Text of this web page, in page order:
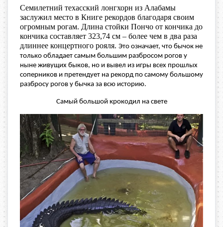
Семилетний техасский лонгхорн из Алабамы
заслужил место в Книге рекордов благодаря своим
огромным рогам. Длина стойки Пончо от кончика до
кончика составляет 323,74 см – более чем в два раза
длиннее концертного рояля. Это означает, что бычок не
только обладает самым большим разбросом рогов у
ныне живущих быков, но и вывел из игры всех прошлых
соперников и претендует на рекорд по самому большому
разбросу рогов у бычка за всю историю.
Самый большой крокодил на свете